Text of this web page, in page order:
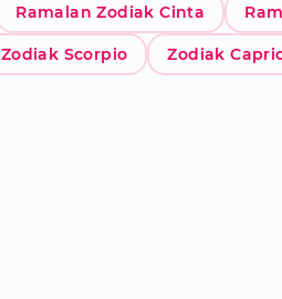
Ramalan Zodiak Cinta
Zodiak Scorpio Zodiak